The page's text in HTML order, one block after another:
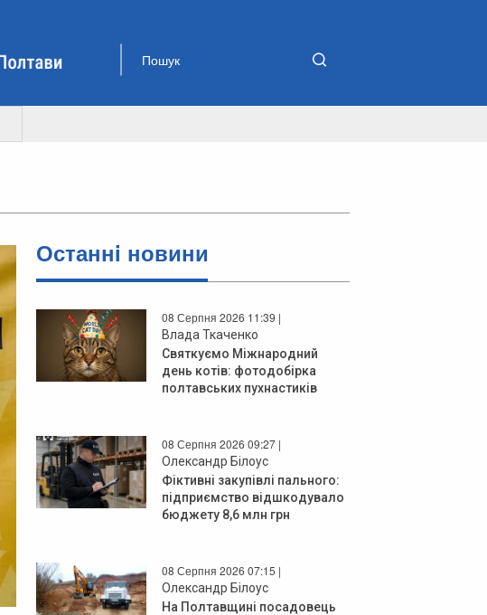
Останнi новини
08 Серпня 2026 11:39 |
Влада Ткаченко
Святкуємо Міжнародний
день котів: фотодобірка
полтавських пухнастиків
08 Серпня 2026 09:27 |
Олександр Білоус
Фіктивні закупівлі пального:
підприємство відшкодувало
бюджету 8,6 млн грн
08 Серпня 2026 07:15 |
Олександр Білоус
На Полтавщині посадовець